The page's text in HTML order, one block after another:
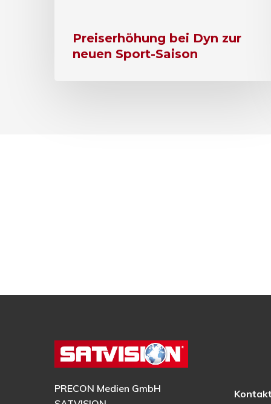
Preiserhöhung bei Dyn zur
neuen Sport-Saison
PRECON Medien GmbH